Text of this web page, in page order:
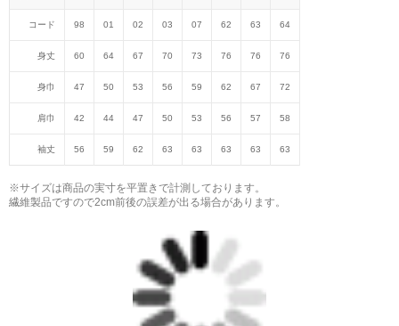
コード 98 01 02 03 07 62 63 64
身丈 60 64 67 70 73 76 76 76
身巾 47 50 53 56 59 62 67 72
肩巾 42 44 47 50 53 56 57 58
袖丈 56 59 62 63 63 63 63 63
※サイズは商品の実寸を平置きで計測しております。
繊維製品ですので2cm前後の誤差が出る場合があります。